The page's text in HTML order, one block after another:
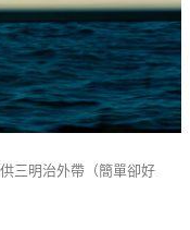
三明治外帶（簡單卻好